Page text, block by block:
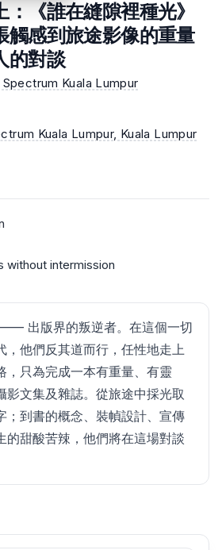
《誰在縫隙裡種光》
感到旅途影像的重量
的對談
Kuala Lumpur
Kuala Lumpur, Kuala Lumpur
without intermission
出版界的叛逆者。在這個一切
，他們反其道而行，任性地走上
，只為完成一本有重量、有靈
影文集及雜誌。從旅途中採光取
；到書的概念、裝幀設計、宣傳
的甜酸苦辣，他們將在這場對談